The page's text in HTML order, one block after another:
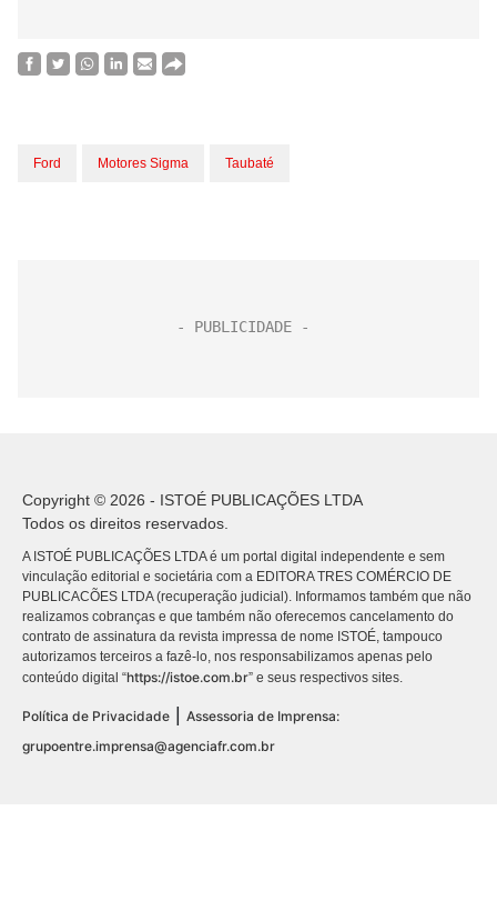
Ford Motores Sigma Taubaté
Copyright © 2026 - ISTOÉ PUBLICAÇÕES LTDA
Todos os direitos reservados.
A ISTOÉ PUBLICAÇÕES LTDA é um portal digital independente e sem
vinculação editorial e societária com a EDITORA TRES COMÉRCIO DE
PUBLICACÕES LTDA (recuperação judicial). Informamos também que não
realizamos cobranças e que também não oferecemos cancelamento do
contrato de assinatura da revista impressa de nome ISTOÉ, tampouco
autorizamos terceiros a fazê-lo, nos responsabilizamos apenas pelo
conteúdo digital “https://istoe.com.br” e seus respectivos sites.
Política de Privacidade
Assessoria de Imprensa:
grupoentre.imprensa@agenciafr.com.br